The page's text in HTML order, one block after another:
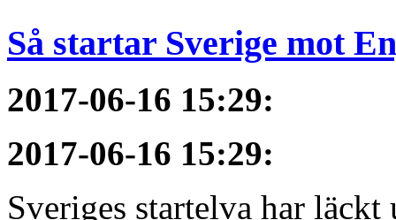
Så startar Sverige mot
2017-06-16 15:29:
2017-06-16 15:29:
Sveriges startelva har